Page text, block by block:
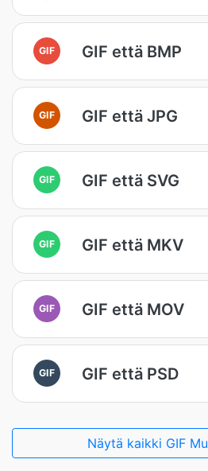
GIF GIF että BMP
GIF GIF että JPG
GIF GIF että SVG
GIF GIF että MKV
GIF GIF että MOV
GIF GIF että PSD
Näytä kaikki GIF